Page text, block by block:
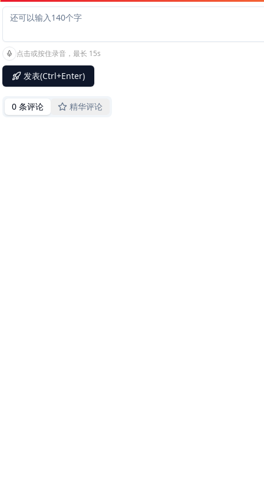
点击或按住录音，最长 15s
发表(Ctrl+Enter)
0 条评论 精华评论